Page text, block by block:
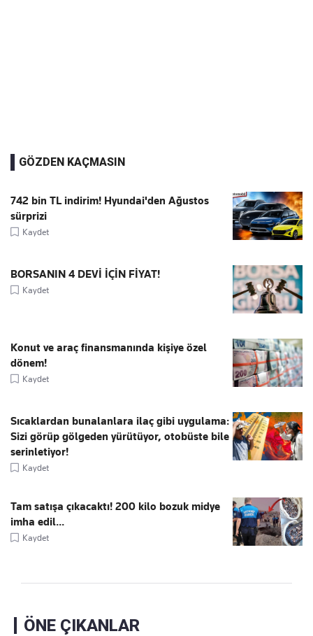
GÖZDEN KAÇMASIN
742 bin TL indirim! Hyundai'den Ağustos
sürprizi
Kaydet
BORSANIN 4 DEVİ İÇİN FİYAT!
Kaydet
Konut ve araç finansmanında kişiye özel
dönem!
Kaydet
Sıcaklardan bunalanlara ilaç gibi uygulama:
Sizi görüp gölgeden yürütüyor, otobüste bile
serinletiyor!
Kaydet
Tam satışa çıkacaktı! 200 kilo bozuk midye
imha edil...
Kaydet
ÖNE ÇIKANLAR